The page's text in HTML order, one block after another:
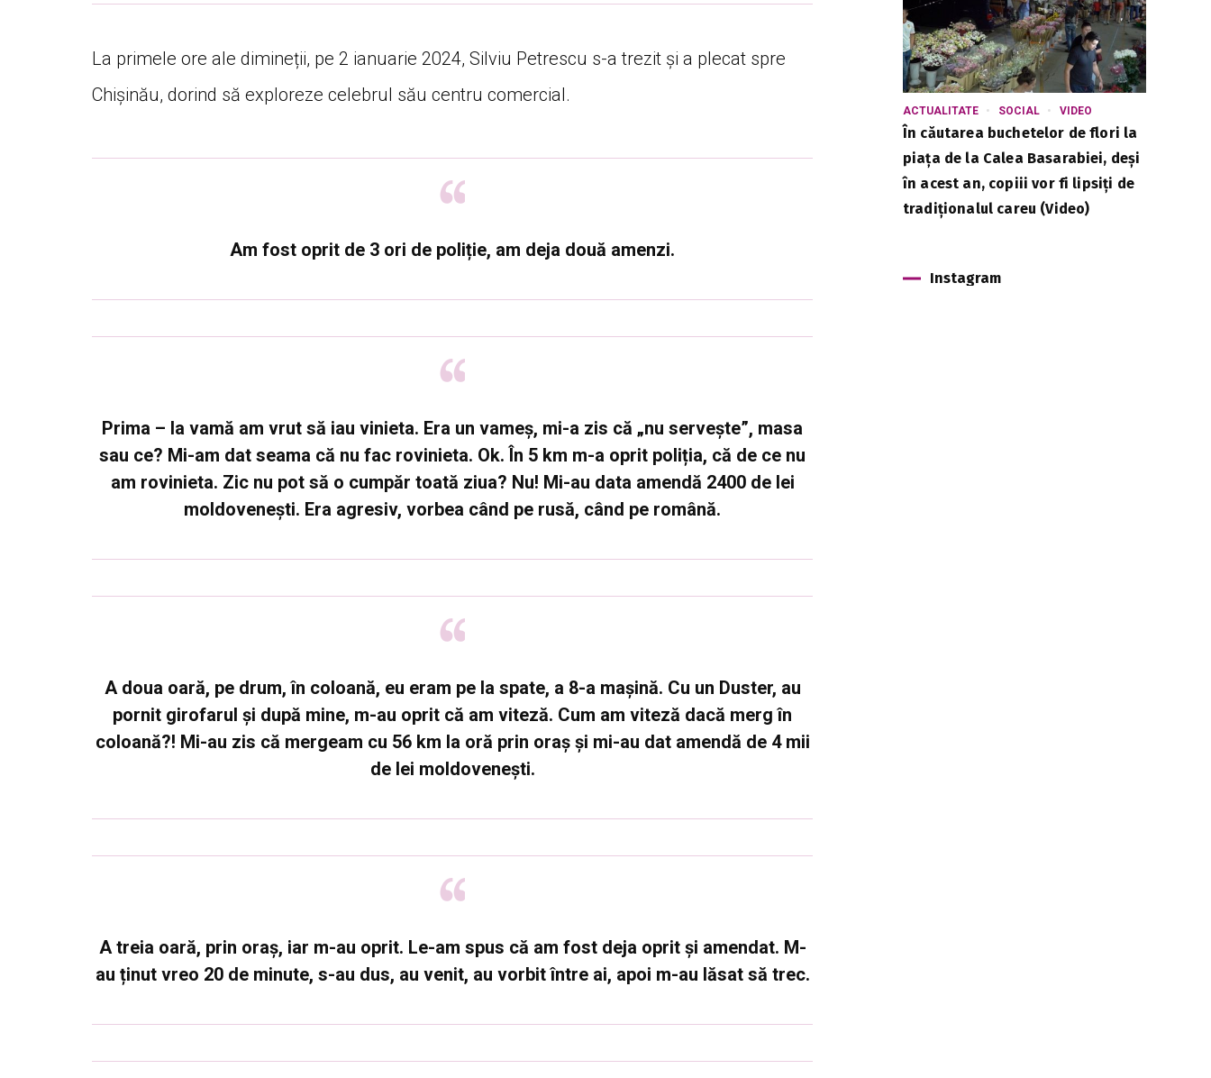
La primele ore ale dimineții, pe 2 ianuarie 2024, Silviu Petrescu s-a trezit și a plecat spre
Chișinău, dorind să exploreze celebrul său centru comercial.
Am fost oprit de 3 ori de poliție, am deja două amenzi.
Prima – la vamă am vrut să iau vinieta. Era un vameș, mi-a zis că „nu servește”, masa
sau ce? Mi-am dat seama că nu fac rovinieta. Ok. În 5 km m-a oprit poliția, că de ce nu
am rovinieta. Zic nu pot să o cumpăr toată ziua? Nu! Mi-au data amendă 2400 de lei
moldovenești. Era agresiv, vorbea când pe rusă, când pe română.
A doua oară, pe drum, în coloană, eu eram pe la spate, a 8-a mașină. Cu un Duster, au
pornit girofarul și după mine, m-au oprit că am viteză. Cum am viteză dacă merg în
coloană?! Mi-au zis că mergeam cu 56 km la oră prin oraș și mi-au dat amendă de 4 mii
de lei moldovenești.
A treia oară, prin oraș, iar m-au oprit. Le-am spus că am fost deja oprit și amendat. M-
au ținut vreo 20 de minute, s-au dus, au venit, au vorbit între ai, apoi m-au lăsat să trec.
ACTUALITATE SOCIAL VIDEO
În căutarea buchetelor de flori la
piața de la Calea Basarabiei, deși
în acest an, copiii vor fi lipsiți de
tradiționalul careu (Video)
Instagram